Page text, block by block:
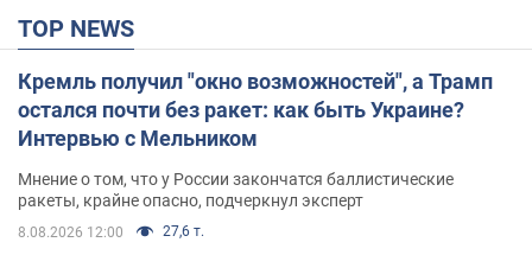
TOP NEWS
Кремль получил "окно возможностей", а Трамп
остался почти без ракет: как быть Украине?
Интервью с Мельником
Мнение о том, что у России закончатся баллистические
ракеты, крайне опасно, подчеркнул эксперт
8.08.2026 12:00 27,6 т.